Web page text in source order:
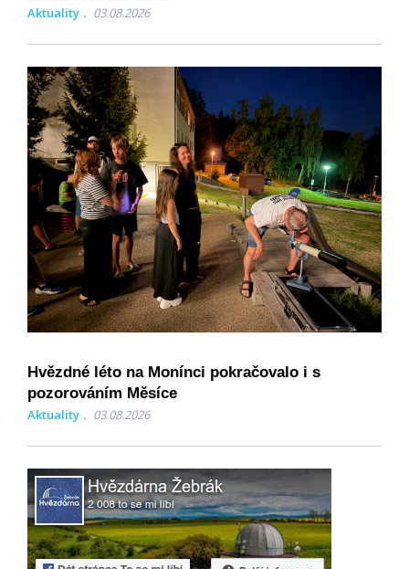
Aktuality 03.08.2026
Hvězdné léto na Monínci pokračovalo i s
pozorováním Měsíce
Aktuality 03.08.2026